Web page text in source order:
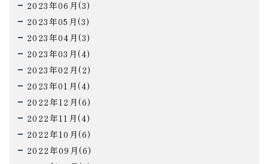
2023年06月(3)
2023年05月(3)
2023年04月(3)
2023年03月(4)
2023年02月(2)
2023年01月(4)
2022年12月(6)
2022年11月(4)
2022年10月(6)
2022年09月(6)